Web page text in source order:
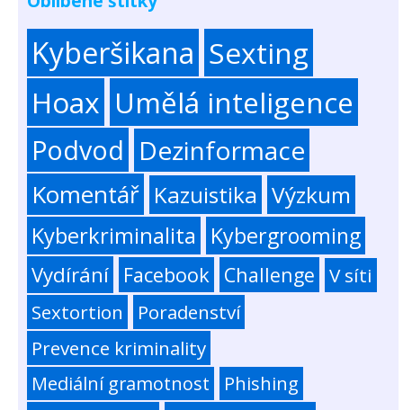
Kyberšikana Sexting
Hoax Umělá inteligence
Podvod Dezinformace
Komentář Kazuistika Výzkum
Kyberkriminalita Kybergrooming
Vydírání Facebook Challenge
V síti
Sextortion
Poradenství
Prevence kriminality
Mediální gramotnost
Phishing